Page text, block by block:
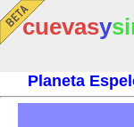
cuevasy
Planeta